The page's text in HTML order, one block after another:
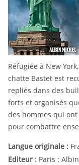
Réfugiée à New
chatte Bastet est
repliés dans des
forts et organisés
des hommes qui
pour combattre
Langue originale :
Editeur : Paris :